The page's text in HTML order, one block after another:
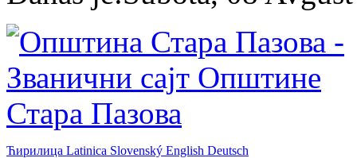
Ћирилица Latinica Slovenský English Deutsch